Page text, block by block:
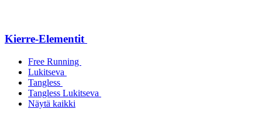
Kierre-Elementit
Free Running
Lukitseva
Tangless
Tangless Lukitseva
Näytä kaikki